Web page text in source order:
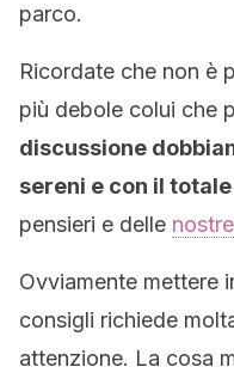
parco.
Ricordate che non è
più debole colui che
discussione
sereni e con il
pensieri e delle
Ovviamente mettere
consigli richiede
attenzione. La cosa